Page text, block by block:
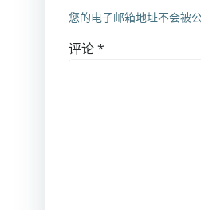
您的电子邮箱地址不会被公
评论*